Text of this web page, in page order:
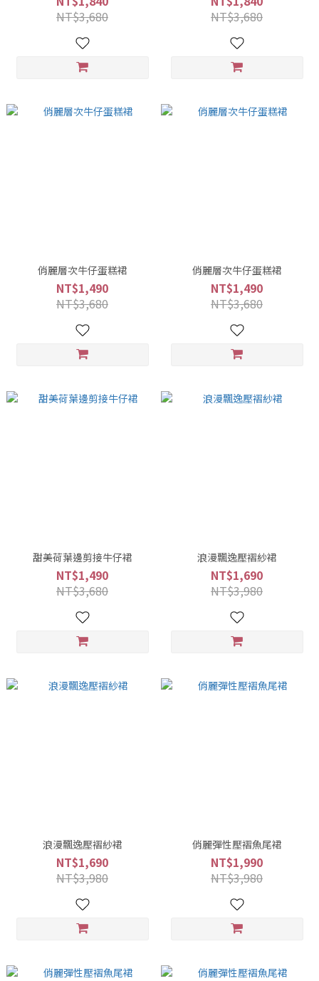
NT$3,680
NT$3,680
俏麗層次牛仔蛋糕裙
NT$1,490
NT$3,680
俏麗層次牛仔蛋糕裙
NT$1,490
NT$3,680
甜美荷葉邊剪接牛仔裙
NT$1,490
NT$3,680
浪漫飄逸壓褶紗裙
NT$1,690
NT$3,980
浪漫飄逸壓褶紗裙
NT$1,690
NT$3,980
俏麗彈性壓褶魚尾裙
NT$1,990
NT$3,980